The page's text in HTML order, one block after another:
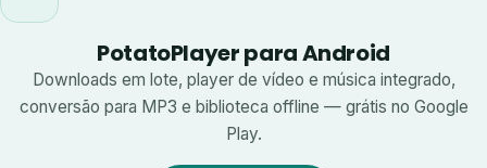
PotatoPlayer para Android
Downloads em lote, player de vídeo e música integrado,
conversão para MP3 e biblioteca offline — grátis no Google
Play.